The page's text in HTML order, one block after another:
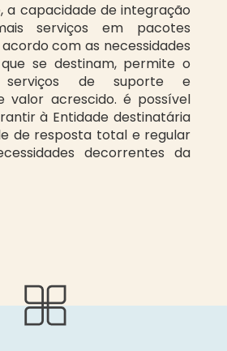
a capacidade de integração
serviços em pacotes
com as necessidades
se destinam, permite o
serviços de suporte e
valor acrescido. é possível
à Entidade destinatária
de resposta total e regular
decorrentes da